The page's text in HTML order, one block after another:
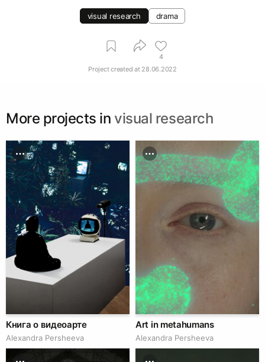
visual research drama
4
Project created at 28.06.2022
More projects in visual research
Книга о видеоарте
Alexandra Persheeva
Art in metahumans
Alexandra Persheeva